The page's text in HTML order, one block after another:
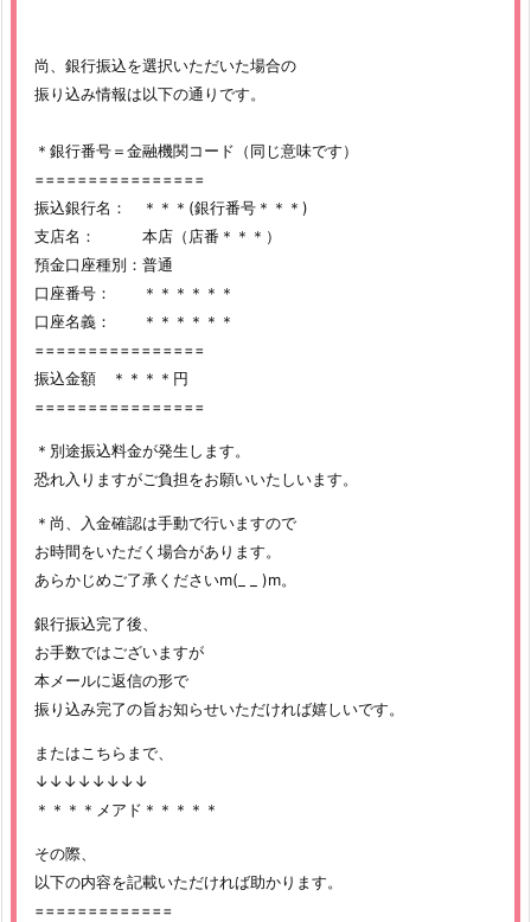
尚、銀行振込を選択いただいた場合の
振り込み情報は以下の通りです。
＊銀行番号＝金融機関コード（同じ意味です）
================
振込銀行名： ＊＊＊(銀行番号＊＊＊)
支店名： 本店（店番＊＊＊）
預金口座種別：普通
口座番号： ＊＊＊＊＊＊
口座名義： ＊＊＊＊＊＊
================
振込金額 ＊＊＊＊円
================
＊別途振込料金が発生します。
恐れ入りますがご負担をお願いいたしいます。
＊尚、入金確認は手動で行いますので
お時間をいただく場合があります。
あらかじめご了承くださいm(_ _ )m。
銀行振込完了後、
お手数ではございますが
本メールに返信の形で
振り込み完了の旨お知らせいただければ嬉しいです。
またはこちらまで、
↓↓↓↓↓↓↓↓
＊＊＊＊メアド＊＊＊＊＊
その際、
以下の内容を記載いただければ助かります。
=============